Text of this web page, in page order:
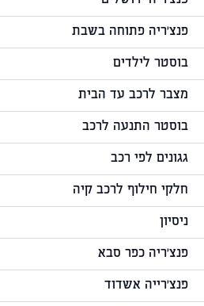
פנצ'ריה פתוחה בשבת
בוסטר לילדים
מצבר לרכב עד הבית
בוסטר התנעה לרכב
גגונים לפי רכב
חלקי חילוף לרכב קיה
ניסיון
פנצ'ריה כפר סבא
פנצ'רייה אשדוד